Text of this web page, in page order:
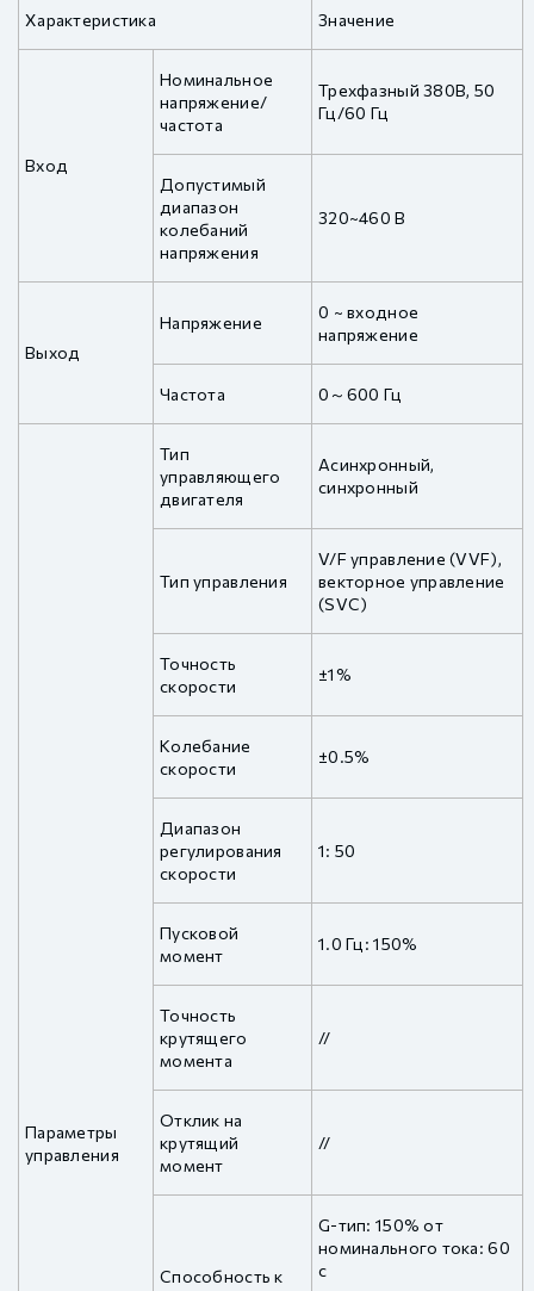
Характеристика Значение
Вход
Номинальное
напряжение/
частота
Трехфазный 380В, 50
Гц/60 Гц
Допустимый
диапазон
колебаний
напряжения
320~460 В
Выход
Напряжение
0 ~ входное
напряжение
Частота 0～600 Гц
Параметры
управления
Тип
управляющего
двигателя
Асинхронный,
синхронный
Тип управления
V/F управление (VVF),
векторное управление
(SVC)
Точность
скорости
±1%
Колебание
скорости
±0.5%
Диапазон
регулирования
скорости
1: 50
Пусковой
момент
1.0 Гц: 150%
Точность
крутящего
момента
//
Отклик на
крутящий
момент
//
Способность к
G-тип: 150% от
номинального тока: 60
с